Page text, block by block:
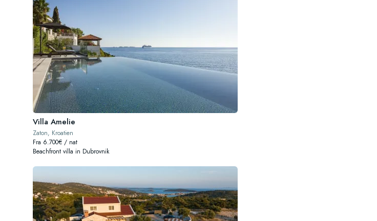
Villa Amelie
Zaton, Kroatien
Fra 6.700€ / nat
Beachfront villa in Dubrovnik